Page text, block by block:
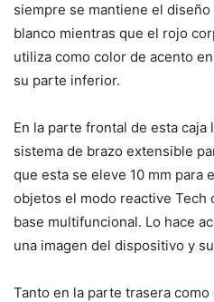
siempre se mantiene el
blanco mientras que el rojo
utiliza como color de acento
su parte inferior.
En la parte frontal de esta caja
sistema de brazo extensible
que esta se eleve 10 mm para
objetos el modo reactive Tech
base multifuncional. Lo hace
una imagen del dispositivo y
Tanto en la parte trasera